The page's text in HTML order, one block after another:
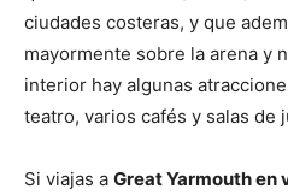
ciudades costeras, y que
mayormente sobre la arena y
interior hay algunas
teatro, varios cafés y salas de
Si viajas a Great Yarmouth en